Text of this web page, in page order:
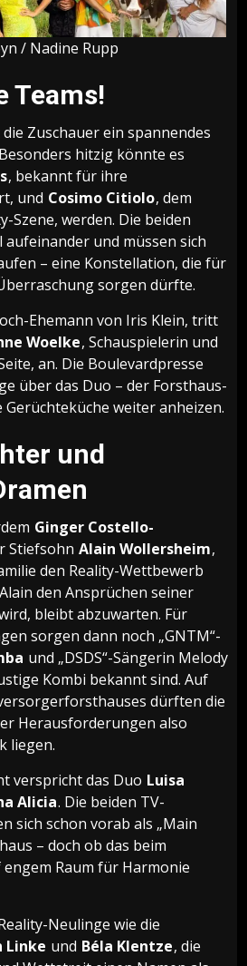
/ Nadine Rupp
Teams!
Zuschauer ein spannendes
hitzig könnte es
, bekannt für ihre
und Cosimo Citiolo, dem
Szene, werden. Die beiden
und müssen sich
– eine Konstellation, die für
sorgen dürfte.
Ehemann von Iris Klein, tritt
Woelke, Schauspielerin und
an. Die Boulevardpresse
über das Duo – der Forsthaus-
weiter anheizen.
und
Ginger Costello-
Stiefsohn Alain Wollersheim,
den Reality-Wettbewerb
den Ansprüchen seiner
bleibt abzuwarten. Für
sorgen dann noch „GNTM“-
und „DSDS“-Sängerin Melody
Kombi bekannt sind. Auf
dürften die
Herausforderungen also
liegen.
verspricht das Duo Luisa
Alicia. Die beiden TV-
sich schon vorab als „Main
– doch ob das beim
Raum für Harmonie
Neulinge wie die
Linke und Béla Klentze, die